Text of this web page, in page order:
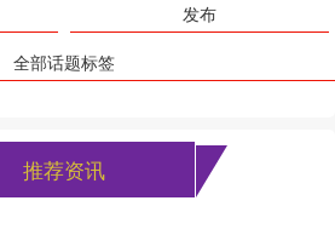
发布
全部话题标签
推荐资讯